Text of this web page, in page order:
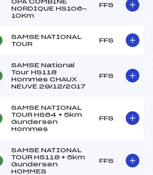
OPA COMBINE
NORDIQUE HS106-
10Km
FFS
SAMSE NATIONAL
TOUR
FFS
SAMSE National
Tour HS118
Hommes CHAUX
NEUVE 29/12/2017
FFS
SAMSE NATIONAL
TOUR HS64 + 5km
Gundersen
Hommes
FFS
SAMSE NATIONAL
TOUR HS118 + 5km
Gundersen
HOMMES
FFS